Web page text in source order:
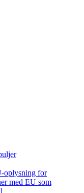
oplysning for
med EU som